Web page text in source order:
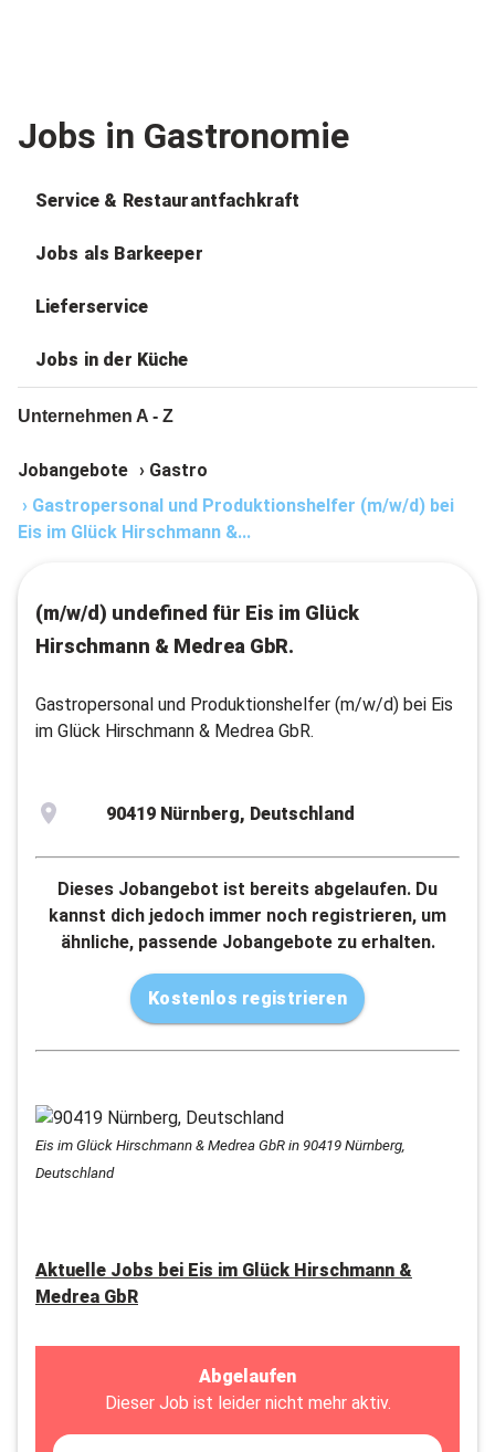
Jobs in Gastronomie
Service & Restaurantfachkraft
Jobs als Barkeeper
Lieferservice
Jobs in der Küche
Unternehmen A - Z
Jobangebote › Gastro
› Gastropersonal und Produktionshelfer (m/w/d) bei
Eis im Glück Hirschmann &...
(m/w/d) undefined für Eis im Glück
Hirschmann & Medrea GbR.
Gastropersonal und Produktionshelfer (m/w/d) bei Eis
im Glück Hirschmann & Medrea GbR.
90419 Nürnberg, Deutschland
Dieses Jobangebot ist bereits abgelaufen. Du
kannst dich jedoch immer noch registrieren, um
ähnliche, passende Jobangebote zu erhalten.
Kostenlos registrieren
Eis im Glück Hirschmann & Medrea GbR in 90419 Nürnberg,
Deutschland
Aktuelle Jobs bei Eis im Glück Hirschmann &
Medrea GbR
Abgelaufen
Dieser Job ist leider nicht mehr aktiv.